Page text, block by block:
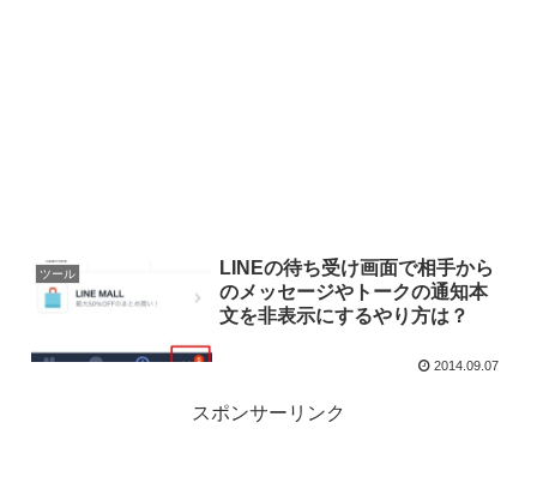
ツール
LINEの待ち受け画面で相手から
のメッセージやトークの通知本
文を非表示にするやり方は？
2014.09.07
スポンサーリンク